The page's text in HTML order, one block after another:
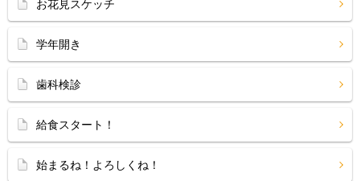
お花見スケッチ
学年開き
歯科検診
給食スタート！
始まるね！よろしくね！